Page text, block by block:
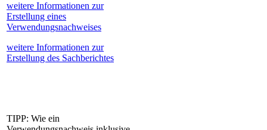
weitere Informationen zur
Erstellung eines
Verwendungsnachweises
weitere Informationen zur
Erstellung des Sachberichtes
TIPP: Wie ein